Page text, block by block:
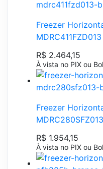
Freezer
R$ 2.464,15
À vista no PIX ou
Freezer
R$ 1.954,15
À vista no PIX ou